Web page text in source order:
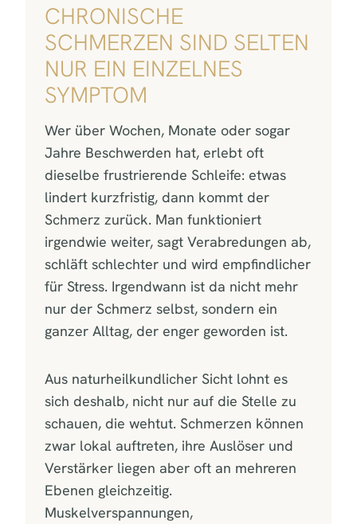
CHRONISCHE
SCHMERZEN SIND SELTEN
NUR EIN EINZELNES
SYMPTOM
Wer über Wochen, Monate oder sogar
Jahre Beschwerden hat, erlebt oft
dieselbe frustrierende Schleife: etwas
lindert kurzfristig, dann kommt der
Schmerz zurück. Man funktioniert
irgendwie weiter, sagt Verabredungen ab,
schläft schlechter und wird empfindlicher
für Stress. Irgendwann ist da nicht mehr
nur der Schmerz selbst, sondern ein
ganzer Alltag, der enger geworden ist.
Aus naturheilkundlicher Sicht lohnt es
sich deshalb, nicht nur auf die Stelle zu
schauen, die wehtut. Schmerzen können
zwar lokal auftreten, ihre Auslöser und
Verstärker liegen aber oft an mehreren
Ebenen gleichzeitig.
Muskelverspannungen,